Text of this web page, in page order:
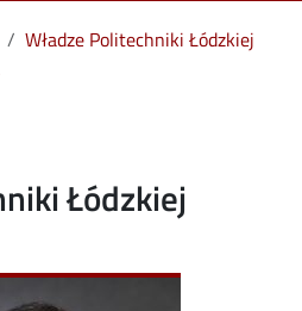
Władze Politechniki Łódzkiej
Łódzkiej